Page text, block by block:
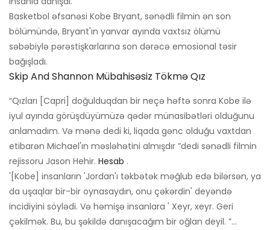
Basketbol əfsanəsi Kobe Bryant, sənədli filmin ən son
bölümündə, Bryant'ın yanvar ayında vaxtsız ölümü
səbəbiylə pərəstişkarlarına son dərəcə emosional təsir
bağışladı.
Skip And Shannon Mübahisəsiz Tökmə Qız
“Qızları [Capri] doğulduqdan bir neçə həftə sonra Kobe ilə
iyul ayında görüşdüyümüzə qədər münasibətləri olduğunu
anlamadım. Və mənə dedi ki, liqada gənc olduğu vaxtdan
etibarən Michael'ın məsləhətini almışdır ”dedi sənədli filmin
rejissoru Jason Hehir. Hesab .
'[Kobe] insanların 'Jordan'ı təkbətək məğlub edə bilərsən, ya
da uşaqlar bir-bir oynasaydın, onu çəkərdin' deyəndə
incidiyini söylədi. Və həmişə insanlara ' Xeyr, xeyr. Geri
çəkilmək. Bu, bu şəkildə danışacağım bir oğlan deyil. ”…